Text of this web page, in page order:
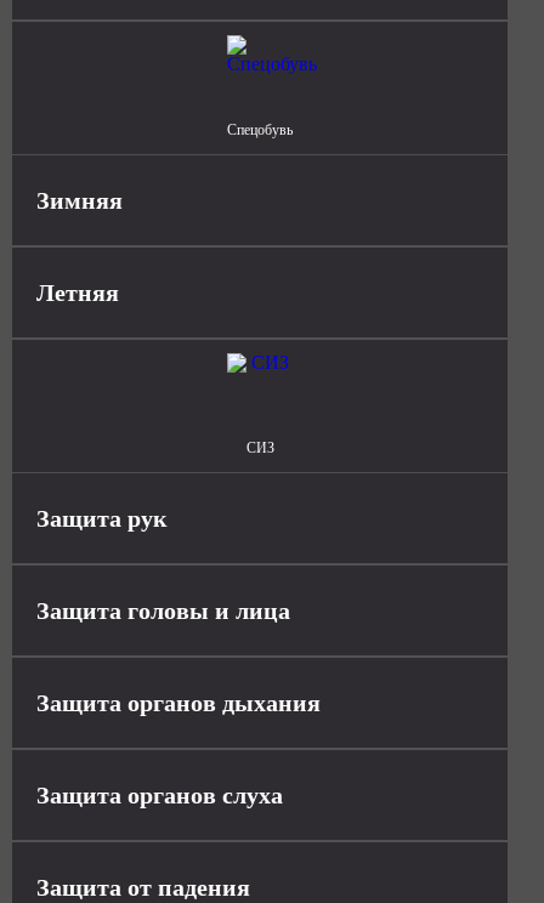
Спецобувь
Зимняя
Летняя
СИЗ
Защита рук
Защита головы и лица
Защита органов дыхания
Защита органов слуха
Защита от падения